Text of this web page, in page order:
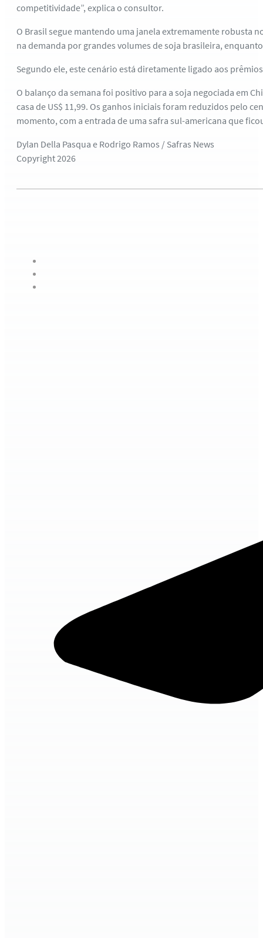
competitividade”, explica o consultor.
O Brasil segue mantendo uma janela extremamente robusta
na demanda por grandes volumes de soja brasileira,
Segundo ele, este cenário está diretamente ligado aos
O balanço da semana foi positivo para a soja negociada em
casa de US$ 11,99. Os ganhos iniciais foram reduzidos pelo
momento, com a entrada de uma safra sul-americana que
Dylan Della Pasqua e Rodrigo Ramos / Safras News
Copyright 2026